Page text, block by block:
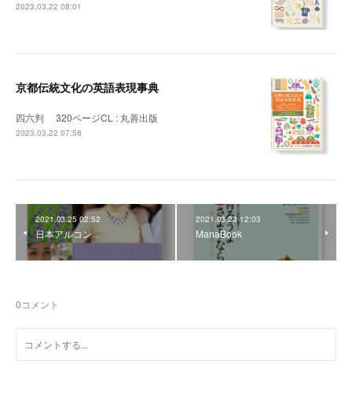
2023.03.22 08:01
京都伝統文化の英語表現事典
四六判 320ページCL : 丸善出版
2023.03.22 07:58
2021.03.25 02:52
日本アルコン
2021.03.23 12:03
ManaBook
0コメント